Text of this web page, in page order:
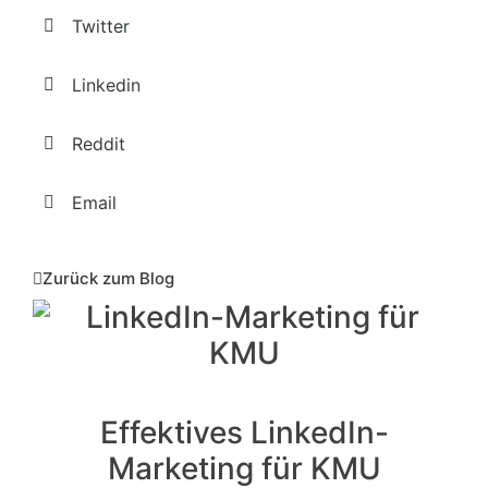
Twitter
Linkedin
Reddit
Email
Zurück zum Blog
Effektives LinkedIn-
Marketing für KMU